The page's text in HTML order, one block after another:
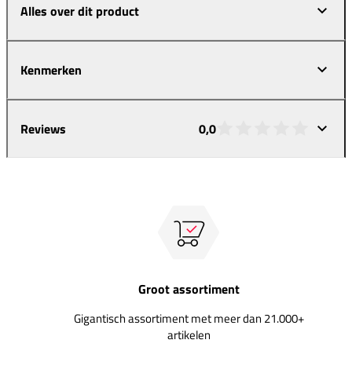
Alles over dit product
Kenmerken
Reviews 0,0
Groot assortiment
Gigantisch assortiment met meer dan 21.000+
artikelen